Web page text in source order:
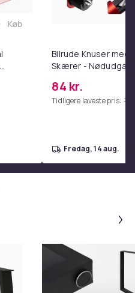
for bordplade lavet af
Træ, plast, sten, etc.
Læg Mavetræner,6-rørs
Køb
Bilrude Knuser med
Skærer -
Red
84 kr.
Tidligere laveste pris:
fredag, 14 aug.